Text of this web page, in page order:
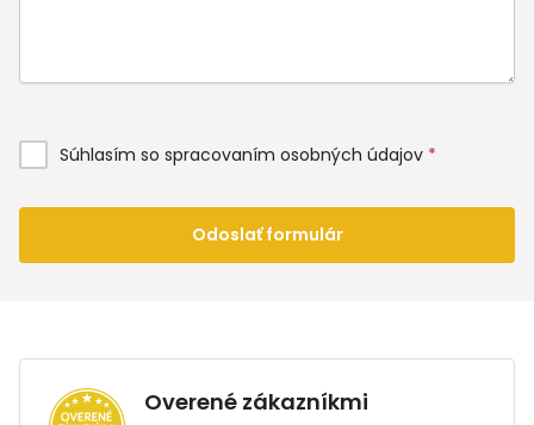
Súhlasím so spracovaním osobných údajov *
Odoslať formulár
Overené zákazníkmi